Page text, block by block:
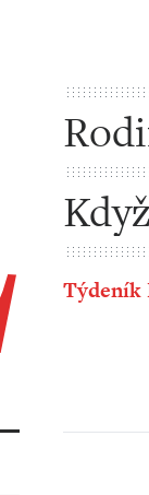
jich
Týdeník